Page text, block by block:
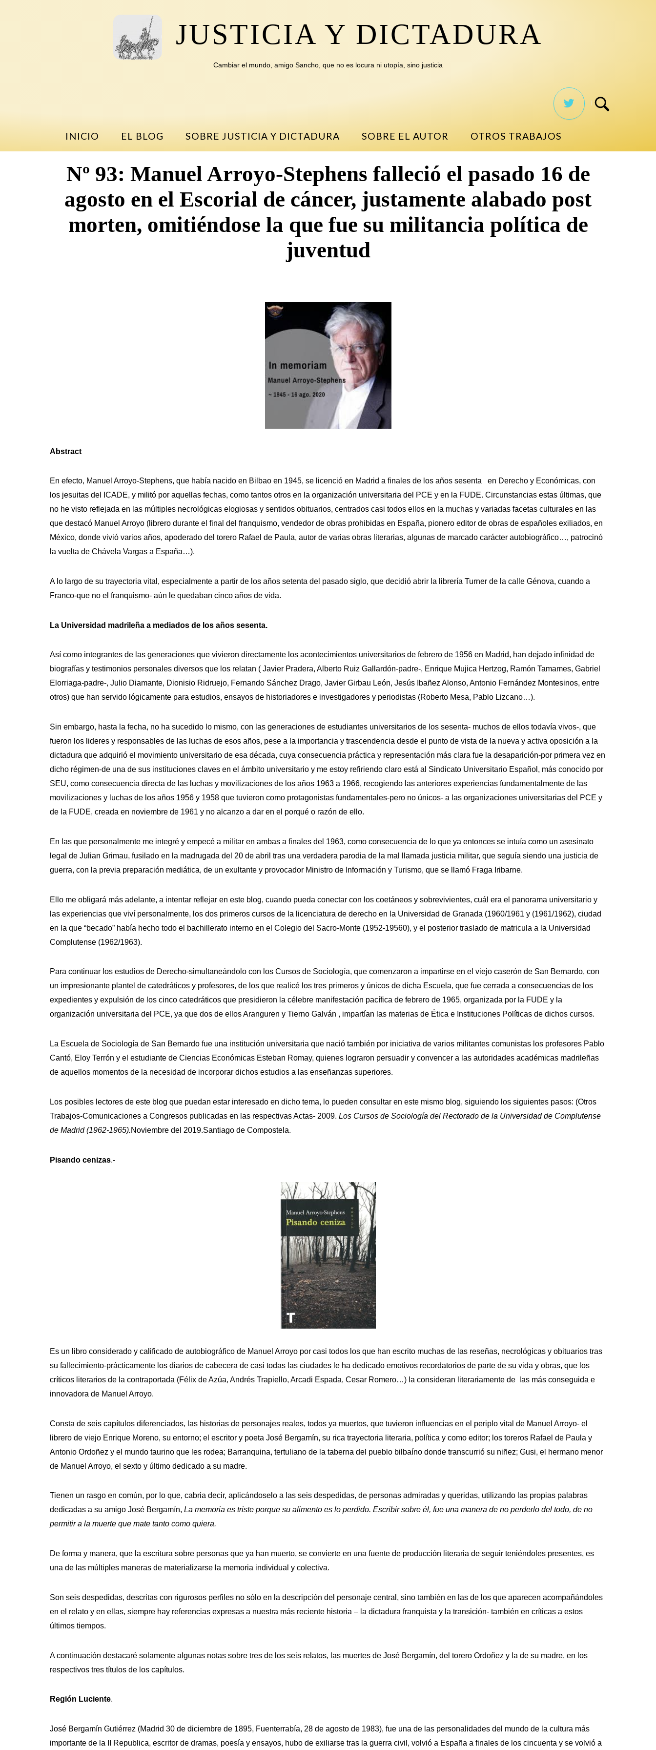
JUSTICIA Y DICTADURA
Cambiar el mundo, amigo Sancho, que no es locura ni utopía, sino justicia
INICIO EL BLOG SOBRE JUSTICIA Y DICTADURA SOBRE EL AUTOR OTROS TRABAJOS
Nº 93: Manuel Arroyo-Stephens falleció el pasado 16 de
agosto en el Escorial de cáncer, justamente alabado post
morten, omitiéndose la que fue su militancia política de
juventud
Abstract
En efecto, Manuel Arroyo-Stephens, que había nacido en Bilbao en 1945, se licenció en Madrid a finales de los años sesenta en Derecho y Económicas, con
los jesuitas del ICADE, y militó por aquellas fechas, como tantos otros en la organización universitaria del PCE y en la FUDE. Circunstancias estas últimas, que
no he visto reflejada en las múltiples necrológicas elogiosas y sentidos obituarios, centrados casi todos ellos en la muchas y variadas facetas culturales en las
que destacó Manuel Arroyo (librero durante el final del franquismo, vendedor de obras prohibidas en España, pionero editor de obras de españoles exiliados, en
México, donde vivió varios años, apoderado del torero Rafael de Paula, autor de varias obras literarias, algunas de marcado carácter autobiográfico…, patrocinó
la vuelta de Chávela Vargas a España…).
A lo largo de su trayectoria vital, especialmente a partir de los años setenta del pasado siglo, que decidió abrir la librería Turner de la calle Génova, cuando a
Franco-que no el franquismo- aún le quedaban cinco años de vida.
La Universidad madrileña a mediados de los años sesenta.
Así como integrantes de las generaciones que vivieron directamente los acontecimientos universitarios de febrero de 1956 en Madrid, han dejado infinidad de
biografías y testimonios personales diversos que los relatan ( Javier Pradera, Alberto Ruiz Gallardón-padre-, Enrique Mujica Hertzog, Ramón Tamames, Gabriel
Elorriaga-padre-, Julio Diamante, Dionisio Ridruejo, Fernando Sánchez Drago, Javier Girbau León, Jesús Ibañez Alonso, Antonio Fernández Montesinos, entre
otros) que han servido lógicamente para estudios, ensayos de historiadores e investigadores y periodistas (Roberto Mesa, Pablo Lizcano…).
Sin embargo, hasta la fecha, no ha sucedido lo mismo, con las generaciones de estudiantes universitarios de los sesenta- muchos de ellos todavía vivos-, que
fueron los lideres y responsables de las luchas de esos años, pese a la importancia y trascendencia desde el punto de vista de la nueva y activa oposición a la
dictadura que adquirió el movimiento universitario de esa década, cuya consecuencia práctica y representación más clara fue la desaparición-por primera vez en
dicho régimen-de una de sus instituciones claves en el ámbito universitario y me estoy refiriendo claro está al Sindicato Universitario Español, más conocido por
SEU, como consecuencia directa de las luchas y movilizaciones de los años 1963 a 1966, recogiendo las anteriores experiencias fundamentalmente de las
movilizaciones y luchas de los años 1956 y 1958 que tuvieron como protagonistas fundamentales-pero no únicos- a las organizaciones universitarias del PCE y
de la FUDE, creada en noviembre de 1961 y no alcanzo a dar en el porqué o razón de ello.
En las que personalmente me integré y empecé a militar en ambas a finales del 1963, como consecuencia de lo que ya entonces se intuía como un asesinato
legal de Julian Grimau, fusilado en la madrugada del 20 de abril tras una verdadera parodia de la mal llamada justicia militar, que seguía siendo una justicia de
guerra, con la previa preparación mediática, de un exultante y provocador Ministro de Información y Turismo, que se llamó Fraga Iribarne.
Ello me obligará más adelante, a intentar reflejar en este blog, cuando pueda conectar con los coetáneos y sobrevivientes, cuál era el panorama universitario y
las experiencias que viví personalmente, los dos primeros cursos de la licenciatura de derecho en la Universidad de Granada (1960/1961 y (1961/1962), ciudad
en la que “becado” había hecho todo el bachillerato interno en el Colegio del Sacro-Monte (1952-19560), y el posterior traslado de matricula a la Universidad
Complutense (1962/1963).
Para continuar los estudios de Derecho-simultaneándolo con los Cursos de Sociología, que comenzaron a impartirse en el viejo caserón de San Bernardo, con
un impresionante plantel de catedráticos y profesores, de los que realicé los tres primeros y únicos de dicha Escuela, que fue cerrada a consecuencias de los
expedientes y expulsión de los cinco catedráticos que presidieron la célebre manifestación pacífica de febrero de 1965, organizada por la FUDE y la
organización universitaria del PCE, ya que dos de ellos Aranguren y Tierno Galván , impartían las materias de Ética e Instituciones Políticas de dichos cursos.
La Escuela de Sociología de San Bernardo fue una institución universitaria que nació también por iniciativa de varios militantes comunistas los profesores Pablo
Cantó, Eloy Terrón y el estudiante de Ciencias Económicas Esteban Romay, quienes lograron persuadir y convencer a las autoridades académicas madrileñas
de aquellos momentos de la necesidad de incorporar dichos estudios a las enseñanzas superiores.
Los posibles lectores de este blog que puedan estar interesado en dicho tema, lo pueden consultar en este mismo blog, siguiendo los siguientes pasos: (Otros
Trabajos-Comunicaciones a Congresos publicadas en las respectivas Actas- 2009. Los Cursos de Sociología del Rectorado de la Universidad de Complutense
de Madrid (1962-1965).Noviembre del 2019.Santiago de Compostela.
Pisando cenizas.-
Es un libro considerado y calificado de autobiográfico de Manuel Arroyo por casi todos los que han escrito muchas de las reseñas, necrológicas y obituarios tras
su fallecimiento-prácticamente los diarios de cabecera de casi todas las ciudades le ha dedicado emotivos recordatorios de parte de su vida y obras, que los
críticos literarios de la contraportada (Félix de Azúa, Andrés Trapiello, Arcadi Espada, Cesar Romero…) la consideran literariamente de las más conseguida e
innovadora de Manuel Arroyo.
Consta de seis capítulos diferenciados, las historias de personajes reales, todos ya muertos, que tuvieron influencias en el periplo vital de Manuel Arroyo- el
librero de viejo Enrique Moreno, su entorno; el escritor y poeta José Bergamín, su rica trayectoria literaria, política y como editor; los toreros Rafael de Paula y
Antonio Ordoñez y el mundo taurino que les rodea; Barranquina, tertuliano de la taberna del pueblo bilbaíno donde transcurrió su niñez; Gusi, el hermano menor
de Manuel Arroyo, el sexto y último dedicado a su madre.
Tienen un rasgo en común, por lo que, cabria decir, aplicándoselo a las seis despedidas, de personas admiradas y queridas, utilizando las propias palabras
dedicadas a su amigo José Bergamín, La memoria es triste porque su alimento es lo perdido. Escribir sobre él, fue una manera de no perderlo del todo, de no
permitir a la muerte que mate tanto como quiera.
De forma y manera, que la escritura sobre personas que ya han muerto, se convierte en una fuente de producción literaria de seguir teniéndoles presentes, es
una de las múltiples maneras de materializarse la memoria individual y colectiva.
Son seis despedidas, descritas con rigurosos perfiles no sólo en la descripción del personaje central, sino también en las de los que aparecen acompañándoles
en el relato y en ellas, siempre hay referencias expresas a nuestra más reciente historia – la dictadura franquista y la transición- también en críticas a estos
últimos tiempos.
A continuación destacaré solamente algunas notas sobre tres de los seis relatos, las muertes de José Bergamín, del torero Ordoñez y la de su madre, en los
respectivos tres títulos de los capítulos.
Región Luciente.
José Bergamín Gutiérrez (Madrid 30 de diciembre de 1895, Fuenterrabía, 28 de agosto de 1983), fue una de las personalidades del mundo de la cultura más
importante de la II Republica, escritor de dramas, poesía y ensayos, hubo de exiliarse tras la guerra civil, volvió a España a finales de los cincuenta y se volvió a